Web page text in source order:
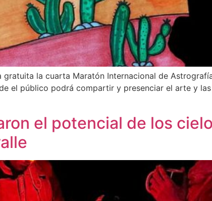
gratuita la cuarta Maratón Internacional de
el público podrá compartir y presenciar el arte y
el potencial de los